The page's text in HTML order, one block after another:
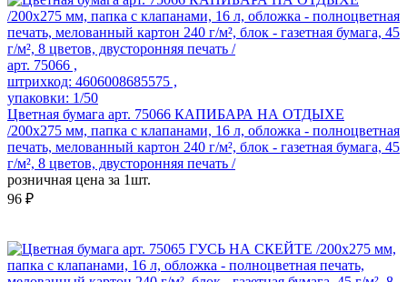
арт. 75066 ,
штрихкод: 4606008685575 ,
упаковки: 1/50
Цветная бумага арт. 75066 КАПИБАРА НА ОТДЫХЕ
/200x275 мм, папка с клапанами, 16 л, обложка - полноцветная
печать, мелованный картон 240 г/м², блок - газетная бумага, 45
г/м², 8 цветов, двусторонняя печать /
розничная цена за 1шт.
96 ₽